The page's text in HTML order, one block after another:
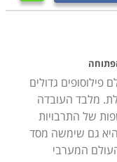
לשנן בצורה טובה
לבסוף, נמצא כי
הבחנה טובה
להבחין במידע
עבורם.
מסלולי הלימוד
תרמילאים ארוך,
פילוסופים גדולים
מלבד העובדה
של התרבויות
גם שימשה מסד
המערבי